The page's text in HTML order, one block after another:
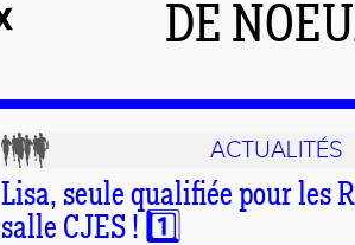
DE
ACTUALITÉS
Lisa, seule qualifiée pour les
salle CJES ! 1️⃣